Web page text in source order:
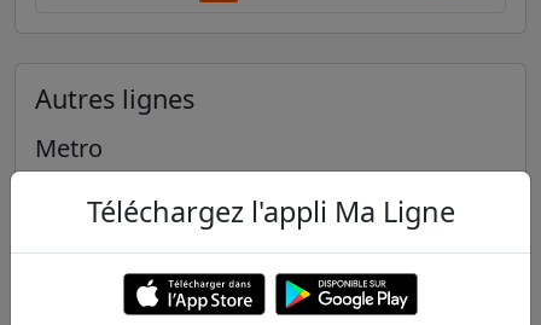
Autres lignes
Metro
2 3 3B 4
6 7 7B 8
Téléchargez l'appli Ma Ligne